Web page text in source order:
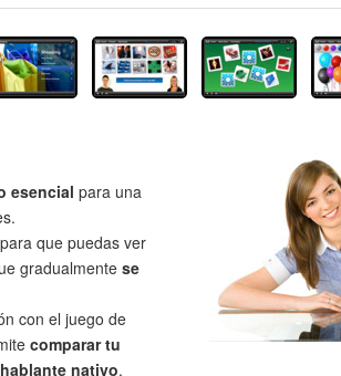
esencial para una
para que puedas ver
gradualmente se
con el juego de
comparar tu
nativo.